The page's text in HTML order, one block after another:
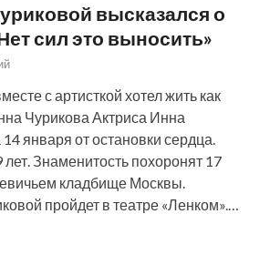
высказался о
сил это выносить»
с артисткой хотел жить как
Чурикова Актриса Инна
января от остановки сердца.
Знаменитость похоронят 17
кладбище Москвы.
пройдет в театре «Ленком».…